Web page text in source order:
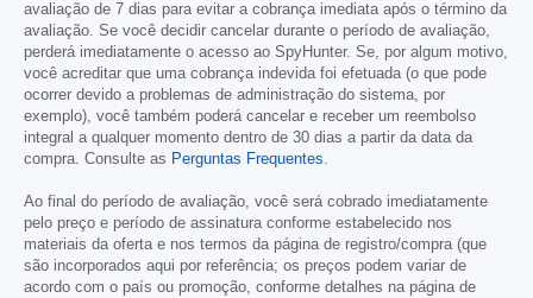
avaliação de 7 dias para evitar a cobrança imediata após o término da
avaliação. Se você decidir cancelar durante o período de avaliação,
perderá imediatamente o acesso ao SpyHunter. Se, por algum motivo,
você acreditar que uma cobrança indevida foi efetuada (o que pode
ocorrer devido a problemas de administração do sistema, por
exemplo), você também poderá cancelar e receber um reembolso
integral a qualquer momento dentro de 30 dias a partir da data da
compra. Consulte as Perguntas Frequentes.
Ao final do período de avaliação, você será cobrado imediatamente
pelo preço e período de assinatura conforme estabelecido nos
materiais da oferta e nos termos da página de registro/compra (que
são incorporados aqui por referência; os preços podem variar de
acordo com o país ou promoção, conforme detalhes na página de